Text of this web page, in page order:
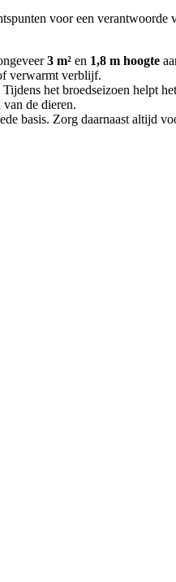
voor een verantwoorde
3 m² en 1,8 m hoogte
verwarmt verblijf.
het broedseizoen helpt
de dieren.
basis. Zorg daarnaast altijd